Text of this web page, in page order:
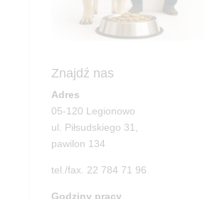
Znajdź nas
Adres
05-120 Legionowo
ul. Piłsudskiego 31,
pawilon 134
tel./fax. 22 784 71 96
Godziny pracy